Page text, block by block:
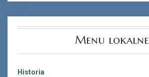
Menu lokalne
Historia